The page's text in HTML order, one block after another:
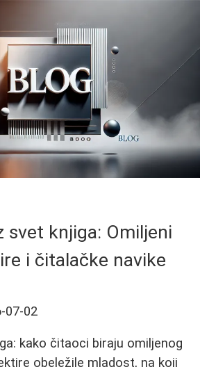
svet knjiga: Omiljeni
i čitalačke navike
07-02
kako čitaoci biraju omiljenog
obeležile mladost, na koji